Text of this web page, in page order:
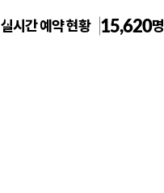
실시간 예약 현황 15,620명